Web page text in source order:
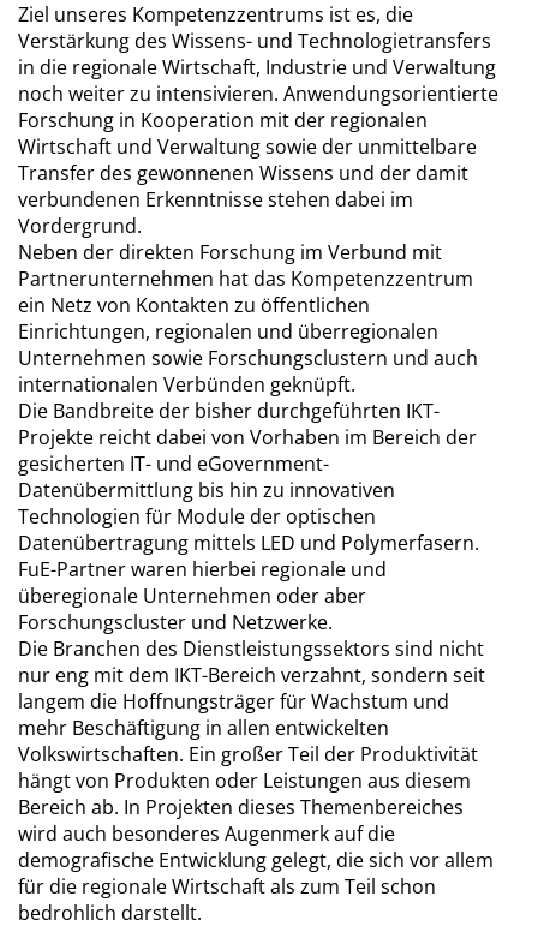
Ziel unseres Kompetenzzentrums ist es, die
Verstärkung des Wissens- und Technologietransfers
in die regionale Wirtschaft, Industrie und Verwaltung
noch weiter zu intensivieren. Anwendungsorientierte
Forschung in Kooperation mit der regionalen
Wirtschaft und Verwaltung sowie der unmittelbare
Transfer des gewonnenen Wissens und der damit
verbundenen Erkenntnisse stehen dabei im
Vordergrund.
Neben der direkten Forschung im Verbund mit
Partnerunternehmen hat das Kompetenzzentrum
ein Netz von Kontakten zu öffentlichen
Einrichtungen, regionalen und überregionalen
Unternehmen sowie Forschungsclustern und auch
internationalen Verbünden geknüpft.
Die Bandbreite der bisher durchgeführten IKT-
Projekte reicht dabei von Vorhaben im Bereich der
gesicherten IT- und eGovernment-
Datenübermittlung bis hin zu innovativen
Technologien für Module der optischen
Datenübertragung mittels LED und Polymerfasern.
FuE-Partner waren hierbei regionale und
überegionale Unternehmen oder aber
Forschungscluster und Netzwerke.
Die Branchen des Dienstleistungssektors sind nicht
nur eng mit dem IKT-Bereich verzahnt, sondern seit
langem die Hoffnungsträger für Wachstum und
mehr Beschäftigung in allen entwickelten
Volkswirtschaften. Ein großer Teil der Produktivität
hängt von Produkten oder Leistungen aus diesem
Bereich ab. In Projekten dieses Themenbereiches
wird auch besonderes Augenmerk auf die
demografische Entwicklung gelegt, die sich vor allem
für die regionale Wirtschaft als zum Teil schon
bedrohlich darstellt.